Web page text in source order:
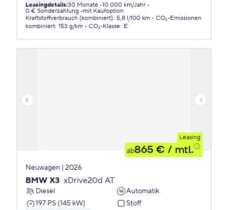
Leasingdetails:30 Monate 10.000 km/Jahr
0 € Sonderzahlung
mit Kaufoption
Kraftstoffverbrauch (kombiniert): 5,8 l/100 km
CO₂-Emissionen
kombiniert: 153 g/km CO₂-Klasse: E
Leasing
ab865 € / mtl.
Neuwagen | 2026
BMW X3 xDrive20d AT
Diesel
Automatik
197 PS (145 kW)
Stoff